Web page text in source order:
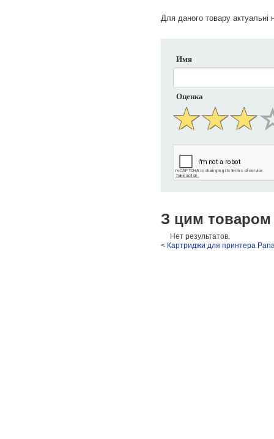
Для даного товару актуальні
Имя
Оценка
З цим товаром
Нет результатов.
< Картриджи для принтера